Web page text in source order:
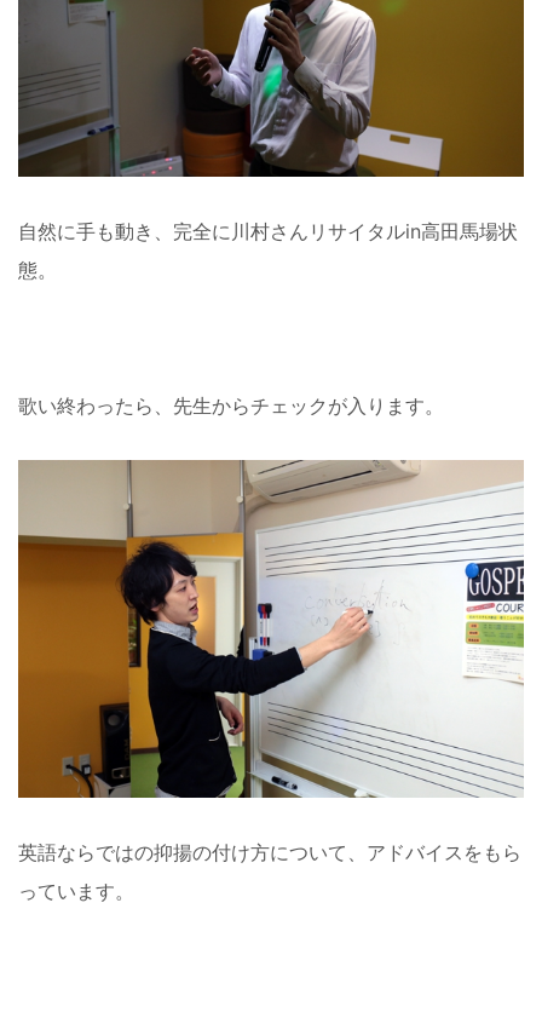
自然に手も動き、完全に川村さんリサイタルin高田馬場状
態。
歌い終わったら、先生からチェックが入ります。
英語ならではの抑揚の付け方について、アドバイスをもら
っています。